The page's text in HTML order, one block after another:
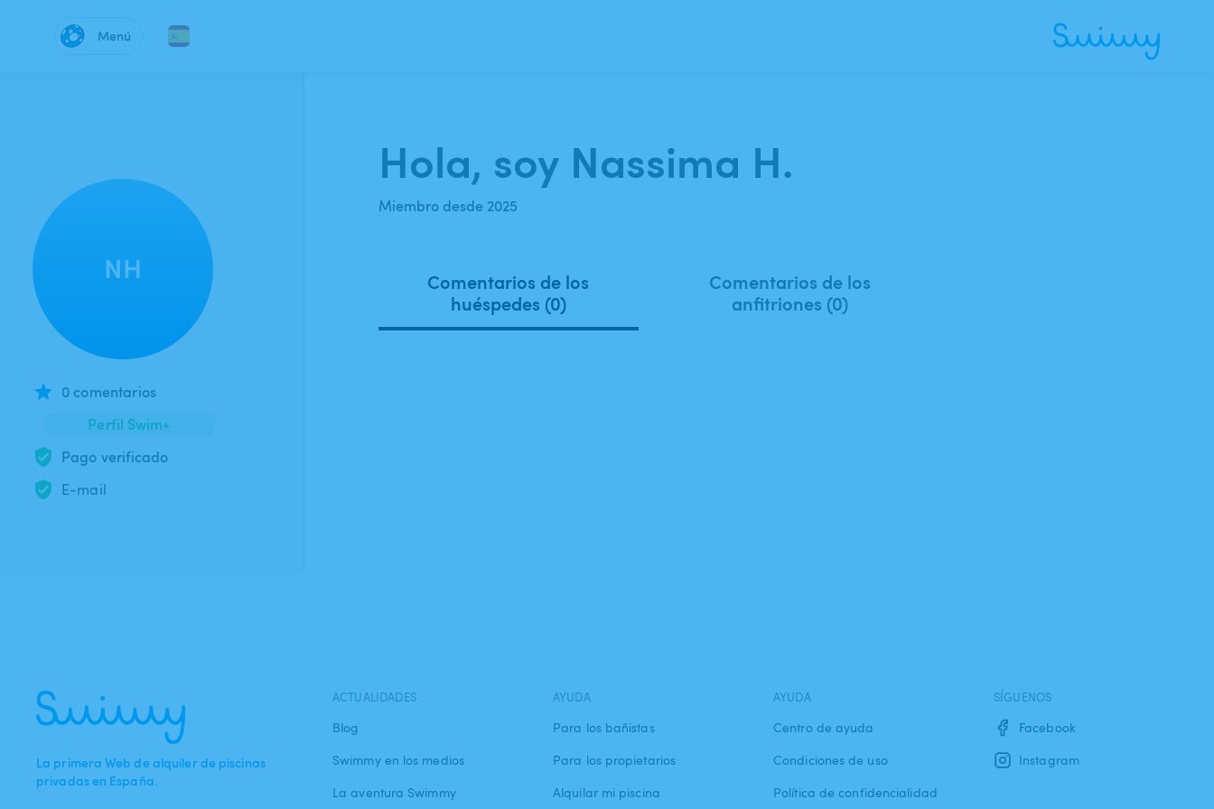
Menú
NH
0 comentarios
Perfil Swim+
Pago verificado
E-mail
Hola, soy Nassima H.
Miembro desde 2025
Comentarios de los
huéspedes (0)
Comentarios de los
anfitriones (0)
La primera Web de alquiler de piscinas
privadas en España.
ACTUALIDADES
Blog
Swimmy en los medios
La aventura Swimmy
AYUDA
Para los bañistas
Para los propietarios
Alquilar mi piscina
AYUDA
Centro de ayuda
Condiciones de uso
Política de confidencialidad
SÍGUENOS
Facebook
Instagram